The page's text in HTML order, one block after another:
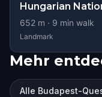
Hungarian
652 m · 9 min walk
Landmark
Mehr
Alle Budapest-